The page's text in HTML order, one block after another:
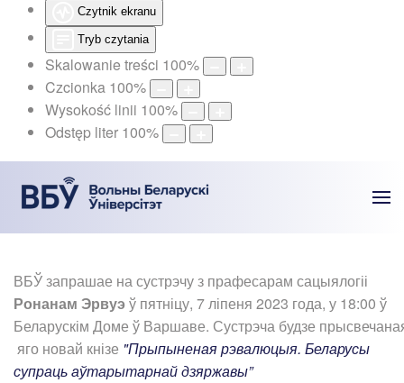
Czytnik ekranu
Tryb czytania
Skalowanie treści 100%
Czcionka 100%
Wysokość linii 100%
Odstęp liter 100%
ВБЎ запрашае на сустрэчу з прафесарам сацыялогіі
Ронанам Эрвуэў пятніцу, 7 ліпеня 2023 года, у 18:00 ў
Беларускім Доме ў Варшаве. Сустрэча будзе
яго новай кнізе "Прыпыненая рэвалюцыя. Беларусы
супраць аўтарытарнай дзяржавы”